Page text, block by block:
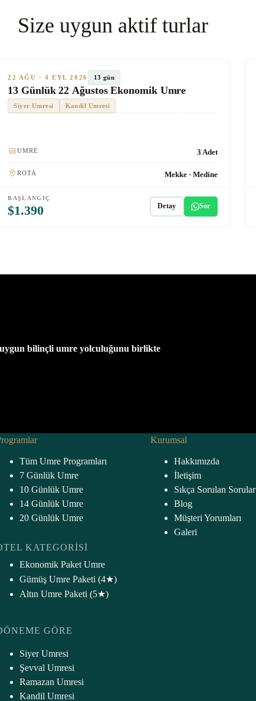
Size uygun aktif turlar
TUR #1013 SON KOLTUKLAR
22 AĞU · 4 EYL 2026 13 gün
13 Günlük 22 Ağustos Ekonomik Umre
Siyer Umresi Kandil Umresi
UMRE 3 Adet
ROTA Mekke · Medine
BAŞLANGIÇ
$1.390 Detay Sor
uygun bilinçli umre yolculuğunu birlikte
Tüm Umre Programları
7 Günlük Umre
10 Günlük Umre
14 Günlük Umre
20 Günlük Umre
KATEGORISI
Ekonomik Paket Umre
Gümüş Umre Paketi (4★)
Altın Umre Paketi (5★)
GÖRE
Siyer Umresi
Şevval Umresi
Ramazan Umresi
Kandil Umresi
Kurumsal
Hakkımızda
İletişim
Sıkça Sorulan Sorular
Blog
Müşteri Yorumları
Galeri